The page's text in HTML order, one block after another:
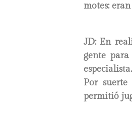
motes: eran
JD:En
gente
Por
permitió